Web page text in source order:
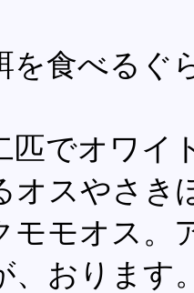
を食べるぐ
匹でオワイ
オスやさき
モモオス。
、おります